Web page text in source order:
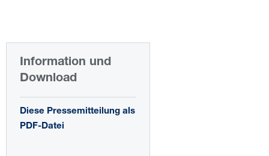
Information und
Download
Diese Pressemitteilung als
PDF-Datei